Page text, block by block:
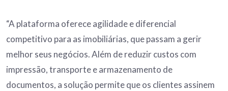
“A plataforma oferece agilidade e diferencial
competitivo para as imobiliárias, que passam a gerir
melhor seus negócios. Além de reduzir custos com
impressão, transporte e armazenamento de
documentos, a solução permite que os clientes assinem